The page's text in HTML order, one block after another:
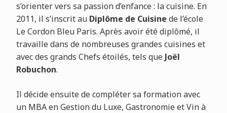
s’orienter vers sa passion d’enfance : la cuisine. En
2011, il s’inscrit au Diplôme de Cuisine de l’école
Le Cordon Bleu Paris. Après avoir été diplômé, il
travaille dans de nombreuses grandes cuisines et
avec des grands Chefs étoilés, tels que Joël
Robuchon.
Il décide ensuite de compléter sa formation avec
un MBA en Gestion du Luxe, Gastronomie et Vin à